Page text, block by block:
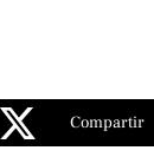
Compartir